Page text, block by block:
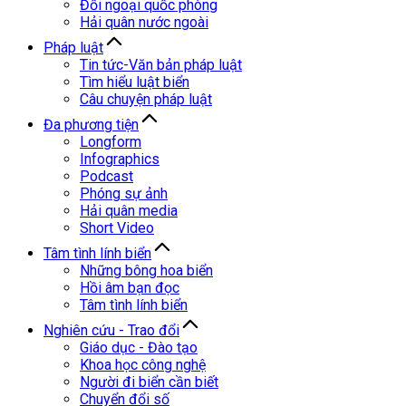
Đối ngoại quốc phòng
Hải quân nước ngoài
Pháp luật
Tin tức-Văn bản pháp luật
Tìm hiểu luật biển
Câu chuyện pháp luật
Đa phương tiện
Longform
Infographics
Podcast
Phóng sự ảnh
Hải quân media
Short Video
Tâm tình lính biển
Những bông hoa biển
Hồi âm bạn đọc
Tâm tình lính biển
Nghiên cứu - Trao đổi
Giáo dục - Đào tạo
Khoa học công nghệ
Người đi biển cần biết
Chuyển đổi số